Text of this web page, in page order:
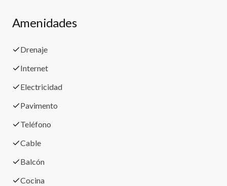
Amenidades
Drenaje
Internet
Electricidad
Pavimento
Teléfono
Cable
Balcón
Cocina